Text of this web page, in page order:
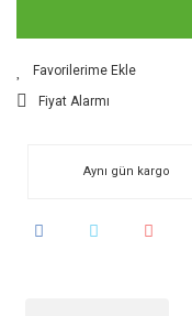
Fiyat Alarmı
Aynı gün kargo